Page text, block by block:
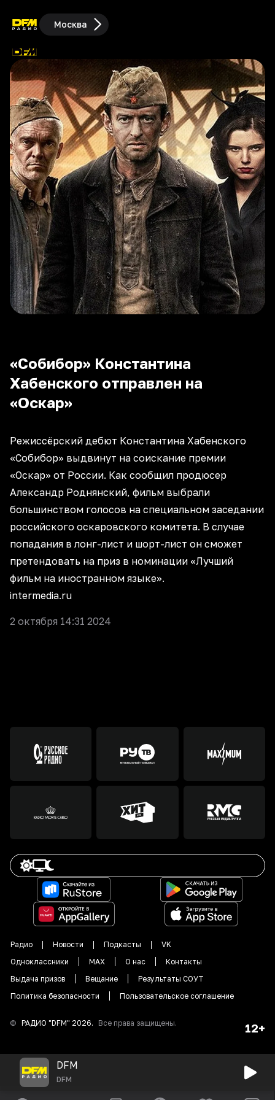
Москва
«Собибор» Константина
Хабенского отправлен на
«Оскар»
Режиссёрский дебют Константина Хабенского
«Собибор» выдвинут на соискание премии
«Оскар» от России. Как сообщил продюсер
Александр Роднянский, фильм выбрали
большинством голосов на специальном заседании
российского оскаровского комитета. В случае
попадания в лонг-лист и шорт-лист он сможет
претендовать на приз в номинации «Лучший
фильм на иностранном языке».
intermedia.ru
2 октября 14:31 2024
Радио Новости Подкасты
VK
Одноклассники
MAX О нас
Контакты
Выдача призов
Вещание
Результаты СОУТ
Политика безопасности
Пользовательское соглашение
© РАДИО "DFM" 2026. Все права защищены. 12+
DFM
DFM